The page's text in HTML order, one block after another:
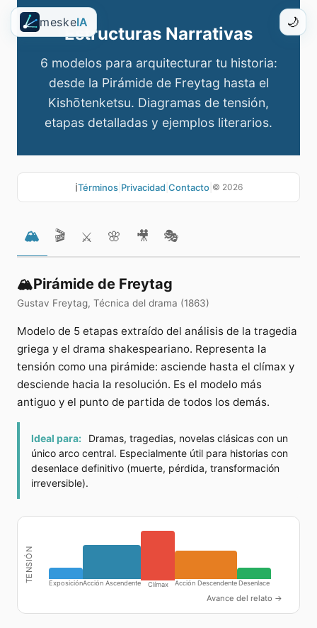
meskeIA 🌙
Estructuras Narrativas
6 modelos para arquitecturar tu historia:
desde la Pirámide de Freytag hasta el
Kishōtenketsu. Diagramas de tensión,
etapas detalladas y ejemplos literarios.
ℹ️Términos| Privacidad Contacto| © 2026
🏔️ 🎬 ⚔️ 🌸 🎥 🎭
🏔️Pirámide de Freytag
Gustav Freytag, Técnica del drama (1863)
Modelo de 5 etapas extraído del análisis de la tragedia
griega y el drama shakespeariano. Representa la
tensión como una pirámide: asciende hasta el clímax y
desciende hacia la resolución. Es el modelo más
antiguo y el punto de partida de todos los demás.
Ideal para:
Dramas, tragedias, novelas clásicas con un
único arco central. Especialmente útil para historias con
desenlace definitivo (muerte, pérdida, transformación
irreversible).
TENSIÓN ExposiciónAcción Ascendente Clímax Acción Descendente Desenlace
Avance del relato →